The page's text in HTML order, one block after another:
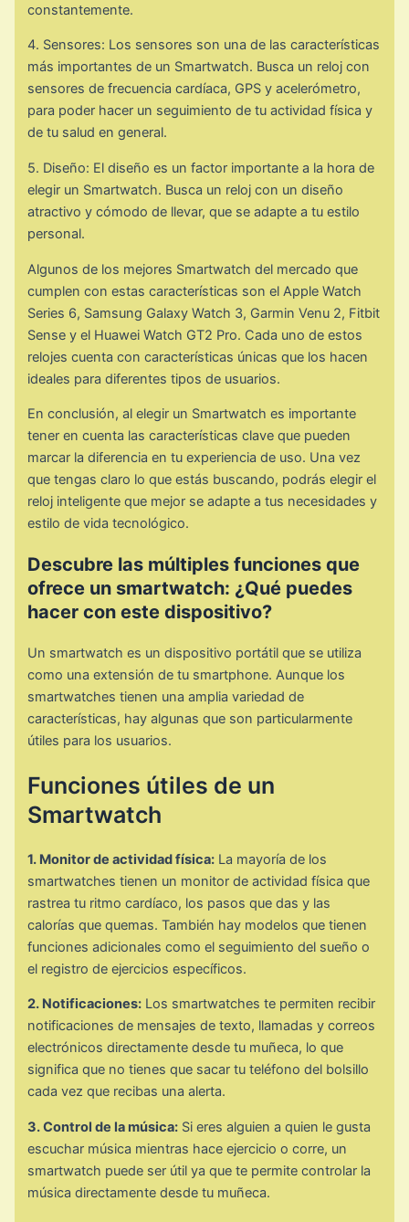
constantemente.
4. Sensores: Los sensores son una de las características
más importantes de un Smartwatch. Busca un reloj con
sensores de frecuencia cardíaca, GPS y acelerómetro,
para poder hacer un seguimiento de tu actividad física y
de tu salud en general.
5. Diseño: El diseño es un factor importante a la hora de
elegir un Smartwatch. Busca un reloj con un diseño
atractivo y cómodo de llevar, que se adapte a tu estilo
personal.
Algunos de los mejores Smartwatch del mercado que
cumplen con estas características son el Apple Watch
Series 6, Samsung Galaxy Watch 3, Garmin Venu 2, Fitbit
Sense y el Huawei Watch GT2 Pro. Cada uno de estos
relojes cuenta con características únicas que los hacen
ideales para diferentes tipos de usuarios.
En conclusión, al elegir un Smartwatch es importante
tener en cuenta las características clave que pueden
marcar la diferencia en tu experiencia de uso. Una vez
que tengas claro lo que estás buscando, podrás elegir el
reloj inteligente que mejor se adapte a tus necesidades y
estilo de vida tecnológico.
Descubre las múltiples funciones que
ofrece un smartwatch: ¿Qué puedes
hacer con este dispositivo?
Un smartwatch es un dispositivo portátil que se utiliza
como una extensión de tu smartphone. Aunque los
smartwatches tienen una amplia variedad de
características, hay algunas que son particularmente
útiles para los usuarios.
Funciones útiles de un
Smartwatch
1. Monitor de actividad física: La mayoría de los
smartwatches tienen un monitor de actividad física que
rastrea tu ritmo cardíaco, los pasos que das y las
calorías que quemas. También hay modelos que tienen
funciones adicionales como el seguimiento del sueño o
el registro de ejercicios específicos.
2. Notificaciones: Los smartwatches te permiten recibir
notificaciones de mensajes de texto, llamadas y correos
electrónicos directamente desde tu muñeca, lo que
significa que no tienes que sacar tu teléfono del bolsillo
cada vez que recibas una alerta.
3. Control de la música: Si eres alguien a quien le gusta
escuchar música mientras hace ejercicio o corre, un
smartwatch puede ser útil ya que te permite controlar la
música directamente desde tu muñeca.